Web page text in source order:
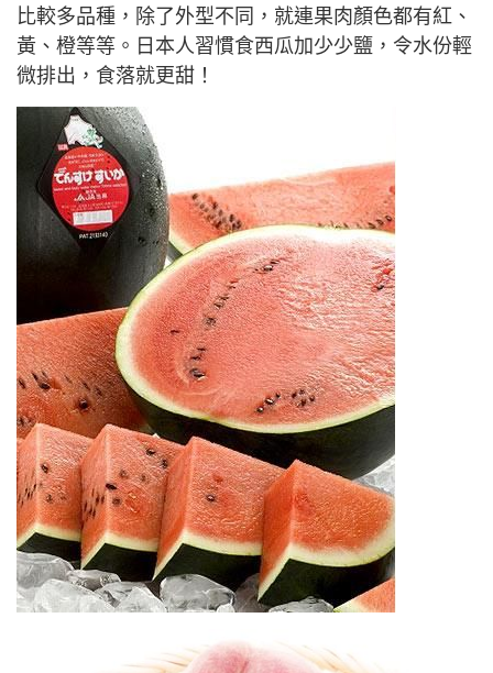
比較多品種，除了外型不同，就連果肉顏色都有紅、
黃、橙等等。日本人習慣食西瓜加少少鹽，令水份輕
微排出，食落就更甜！